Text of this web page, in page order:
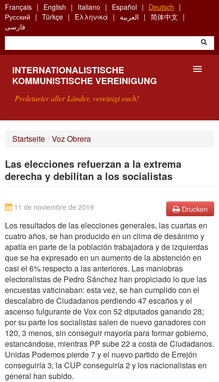
Skip
to
main
content
Français English Italiano Español
Deutsch
Русский
Türkçe Ελληνικά العربية
简体中文
فارسی
INTERNATIONALISTISCHE
KOMMUNISTISCHE VEREINIGUNG
Proletarier aller Länder, vereinigt euch!
SUCHE
Startseite / Voz Obrera
Las elecciones refuerzan a la extrema
derecha y debilitan a los socialistas
Drucken
11 de noviembre de 2019
Los resultados de las elecciones generales, las cuartas en
cuatro años, se han producido en un clima de desánimo y
apatía en parte de la población trabajadora y de izquierdas
que se ha expresado en un aumento de la abstención en
casi el 6% respecto a las anteriores. Las maniobras
electoralistas de Pedro Sánchez han propiciado lo que las
encuestas vaticinaban: esta vez, se han cumplido con el
descalabro de Ciudadanos perdiendo 47 escaños y el
ascenso fulgurante de Vox con 52 diputados ganando 28;
por su parte los socialistas salen de nuevo ganadores con
120, 3 menos, sin conseguir mayoría para formar gobierno,
estancándose, mientras PP sube 22 a costa de Ciudadanos.
Unidas Podemos pierde 7 y el nuevo partido de Errejón
conseguiría 3; la CUP conseguiría 2 y los nacionalistas en
general han subido.